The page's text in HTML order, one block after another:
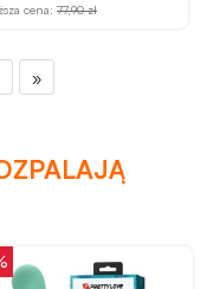
cena: 77,90 zł
»